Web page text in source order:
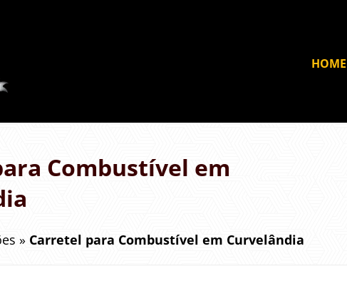
HOME
Combustível em
» Carretel para Combustível em Curvelândia